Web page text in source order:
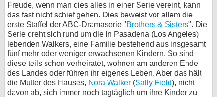
Freude, wenn man dies alles in einer Serie vereint, kann
das fast nicht schief gehen. Dies beweist vor allem die
erste Staffel der ABC-Dramaserie "Brothers & Sisters". Die
Serie dreht sich rund um die in Pasadena (Los Angeles)
lebenden Walkers, eine Familie bestehend aus insgesamt
fünf mehr oder weniger erwachsenen Kindern. So sind
diese teils schon verheiratet, wohnen am anderen Ende
des Landes oder führen ihr eigenes Leben. Aber das hält
die Mutter des Hauses, Nora Walker (Sally Field), nicht
davon ab, sich immer noch tagtäglich um ihre Kinder zu
Forum
bei X
bei Facebook
Kontakt